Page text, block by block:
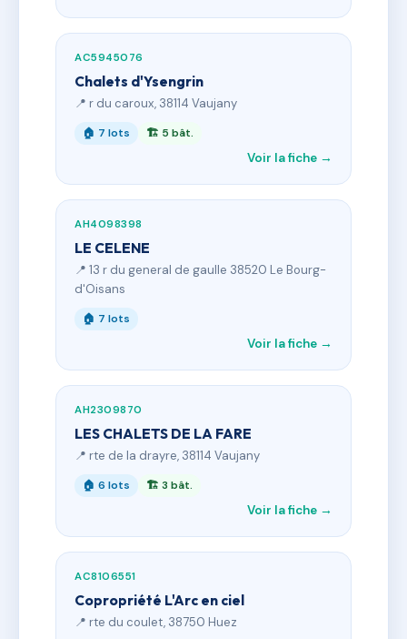
AC5945076
Chalets d'Ysengrin
📍 r du caroux, 38114 Vaujany
🏠 7 lots 🏗 5 bât.
Voir la fiche →
AH4098398
LE CELENE
📍 13 r du general de gaulle 38520 Le Bourg-
d'Oisans
🏠 7 lots
Voir la fiche →
AH2309870
LES CHALETS DE LA FARE
📍 rte de la drayre, 38114 Vaujany
🏠 6 lots 🏗 3 bât.
Voir la fiche →
AC8106551
Copropriété L'Arc en ciel
📍 rte du coulet, 38750 Huez